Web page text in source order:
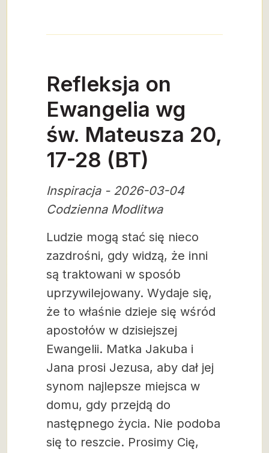
Refleksja on
Ewangelia wg
św. Mateusza 20,
17-28 (BT)
Inspiracja - 2026-03-04
Codzienna Modlitwa
Ludzie mogą stać się nieco
zazdrośni, gdy widzą, że inni
są traktowani w sposób
uprzywilejowany. Wydaje się,
że to właśnie dzieje się wśród
apostołów w dzisiejszej
Ewangelii. Matka Jakuba i
Jana prosi Jezusa, aby dał jej
synom najlepsze miejsca w
domu, gdy przejdą do
następnego życia. Nie podoba
się to reszcie. Prosimy Cię,